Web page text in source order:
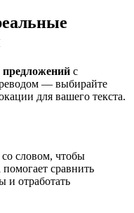
с
— выбирайте
для вашего текста.
словом, чтобы
сравнить
и отработать